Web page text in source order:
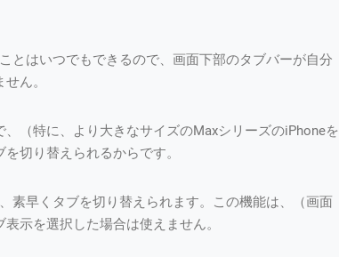
とはいつでもできるので、画面下部のタブバーが自分
ん。
（特に、より大きなサイズのMaxシリーズのiPhoneを
切り替えられるからです。
素早くタブを切り替えられます。この機能は、（画面
示を選択した場合は使えません。